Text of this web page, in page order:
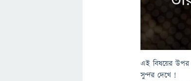
এই বিষয়ের উপর
সুন্দর দেখে !